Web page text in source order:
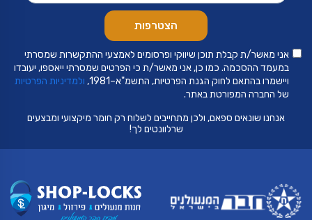
אני מאשר/ת קבלת תוכן שיווקי ופרסומים לאמצעי ההתקשרות שמסרתי
במעמד ההסכמה. כמו כן, אני מאשר/ת כי הפרטים שמסרתי ייאספו, יעובדו
ויישמרו בהתאם לחוק הגנת הפרטיות, התשמ"א–1981,
ולמדיניות הפרטיות
של החברה המפורטת באתר.
אנחנו שונאים ספאם, ולכן מתחייבים לשלוח רק חומר מיקצועי ומבצעים
שרלוונטים לך!